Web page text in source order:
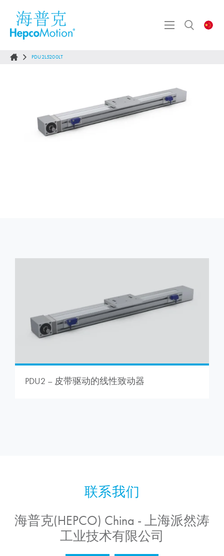
PDU2L5200LT
PDU2 – 皮带驱动的线性致动器
海普克(HEPCO) China - 上海派然涛
工业技术有限公司